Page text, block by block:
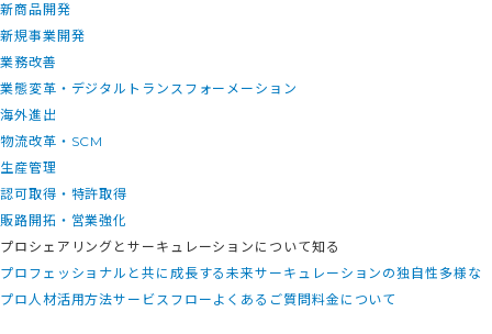
新商品開発
新規事業開発
業務改善
業態変革・デジタルトランスフォーメーション
海外進出
物流改革・SCM
生産管理
認可取得・特許取得
販路開拓・営業強化
プロシェアリングとサーキュレーションについて知る
プロフェッショナルと共に成長する未来サーキュレーションの独自性多様な
プロ人材活用方法サービスフロー よくあるご質問 料金について